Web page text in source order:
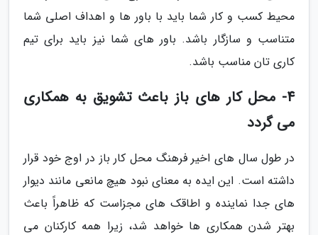
محیط کسب و کار شما باید با باور ها و اهداف اصلی شما
متناسب و سازگار باشد. باور های شما نیز باید برای تیم
کاری تان مناسب باشد.
4- محل کار های باز باعث تشویق به همکاری
می گردد
در طول سال های اخیر فرهنگ محل کار باز در اوج خود قرار
داشته است. این ایده به معنای نبود هیچ مانعی مانند دیوار
های جدا نماینده و اطاقک های مجزاست که ظاهراً باعث
بهتر شدن همکاری ها خواهد شد، زیرا همه کارکنان می